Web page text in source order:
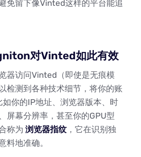
免留下像Vinted这样的平台能追
对Vinted如此有效
器访问Vinted（即使是无痕模
检测到各种技术细节，将你的账
你的IP地址、浏览器版本、时
屏幕分辨率，甚至你的GPU型
称为 浏览器指纹 ，它在识别独
料地准确。